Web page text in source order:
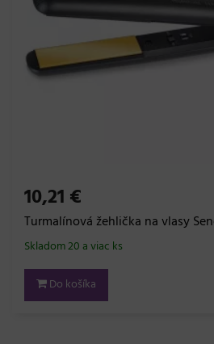
10,21 €
Turmalínová žehlička na vlasy
Skladom 20 a viac ks
Do košíka